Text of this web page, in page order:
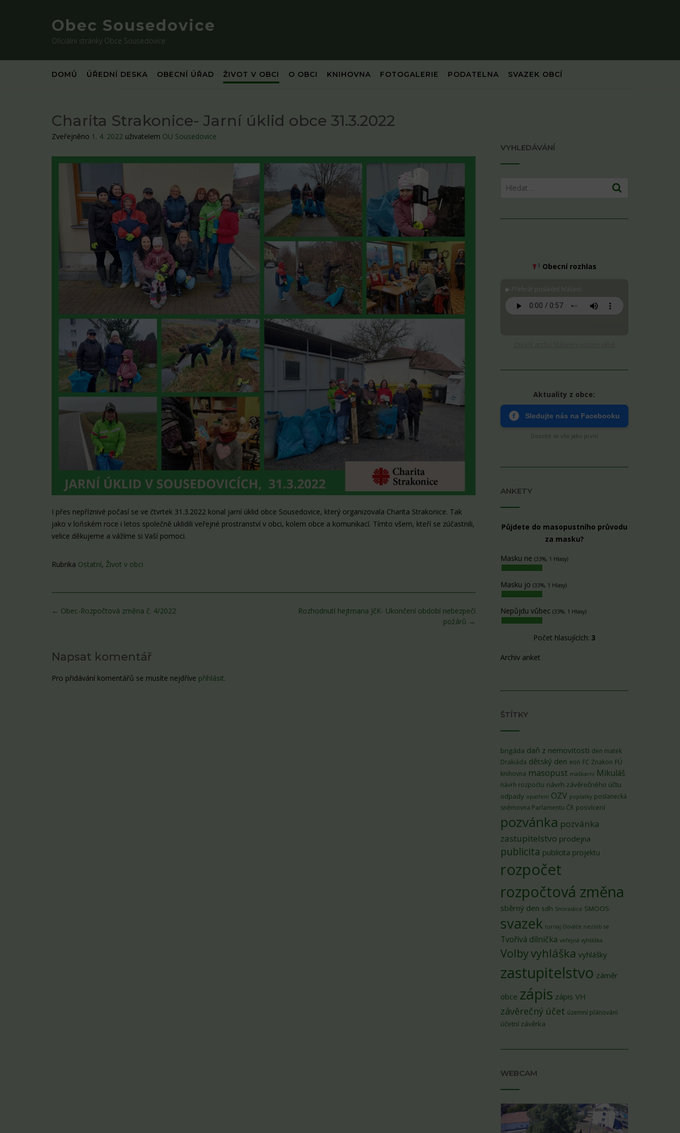
Obec Sousedovice
Oficiální stránky Obce Sousedovice
DOMŮ ÚŘEDNÍ DESKA OBECNÍ ÚŘAD ŽIVOT V OBCI O OBCI KNIHOVNA FOTOGALERIE PODATELNA SVAZEK OBCÍ
Charita Strakonice- Jarní úklid obce 31.3.2022
Zveřejněno 1. 4. 2022 uživatelem OU Sousedovice
I přes nepříznivé počasí se ve čtvrtek 31.3.2022 konal jarní úklid obce Sousedovice, který organizovala Charita Strakonice. Tak
jako v loňském roce i letos společně uklidili veřejné prostranství v obci, kolem obce a komunikací. Tímto všem, kteří se zúčastnili,
velice děkujeme a vážíme si Vaší pomoci.
Rubrika Ostatní, Život v obci
Post
Rozhodnutí hejtmana JčK- Ukončení období nebezpečí
požárů →
← Obec-Rozpočtová změna č. 4/2022
Napsat komentář
Pro přidávání komentářů se musíte nejdříve přihlásit.
VYHLEDÁVÁNÍ
Obecní rozhlas
▶ Přehrát poslední hlášení:
Aktuality z obce:
f Sledujte nás na Facebooku
Dozvíte se vše jako první
ANKETY
Půjdete do masopustního průvodu
za masku?
Masku ne (33%, 1 Hlasy)
Masku jo (33%, 1 Hlasy)
Nepůjdu vůbec (33%, 1 Hlasy)
Počet hlasujících: 3
Archiv anket
ŠTÍTKY
brigáda daň z nemovitosti den matek
Drakiáda dětský den eon FC Znakon FÚ
knihovna masopust maškarní Mikuláš
návrh rozpočtu návrh závěrečného účtu
odpady opatření OZV poplatky poslanecká
sněmovna Parlamentu ČR posvícení
pozvánka pozvánka
zastupitelstvo prodejna
publicita publicita projektu
rozpočet
rozpočtová změna
sběrný den sdh Smiradice SMOOS
svazek turnaj člověče nezlob se
Tvořivá dílnička veřejná vyhláška
Volbyvyhláška vyhlášky
zastupitelstvo záměr
obce zápis zápis VH
závěrečný účet územní plánování
účetní závěrka
WEBCAM